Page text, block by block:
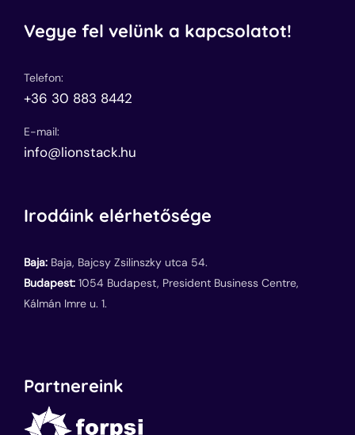
Vegye fel velünk a kapcsolatot!
Telefon:
+36 30 883 8442
E-mail:
info@lionstack.hu
Irodáink elérhetősége
Baja: Baja, Bajcsy Zsilinszky utca 54.
Budapest: 1054 Budapest, President Business Centre,
Kálmán Imre u. 1.
Partnereink